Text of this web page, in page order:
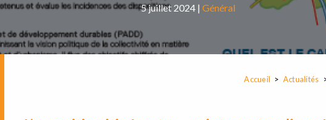
5 juillet 2024 | Général
Accueil Actualités